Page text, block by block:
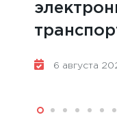
6 августа